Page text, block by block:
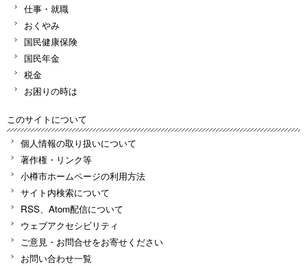
仕事・就職
おくやみ
国民健康保険
国民年金
税金
お困りの時は
このサイトについて
個人情報の取り扱いについて
著作権・リンク等
小樽市ホームページの利用方法
サイト内検索について
RSS、Atom配信について
ウェブアクセシビリティ
ご意見・お問合せをお寄せください
お問い合わせ一覧